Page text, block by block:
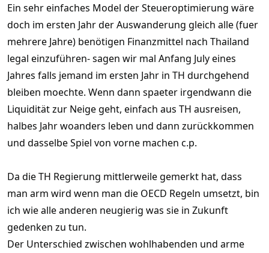
dafür einstellen?“
Auch Thailand hat Computer und auch KI.
Klar greift auch das DBA, aber nur wenn Du
nachweisen kannst, dass die eingeführten
Gelder schon in Deutschland versteuert
Kanns Du das nicht…Zahlen!
Die Abschreibungen halten sich im Rahmen.
Ein sehr einfaches Model der Steueroptimierung wäre
doch im ersten Jahr der Auswanderung gleich alle (fuer
mehrere Jahre) benötigen Finanzmittel nach Thailand
legal einzuführen- sagen wir mal Anfang July eines
Jahres falls jemand im ersten Jahr in TH durchgehend
bleiben moechte. Wenn dann spaeter irgendwann die
Liquidität zur Neige geht, einfach aus TH ausreisen,
halbes Jahr woanders leben und dann zurückkommen
und dasselbe Spiel von vorne machen c.p.
Da die TH Regierung mittlerweile gemerkt hat, dass
man arm wird wenn man die OECD Regeln umsetzt, bin
ich wie alle anderen neugierig was sie in Zukunft
gedenken zu tun.
Der Unterschied zwischen wohlhabenden und arme